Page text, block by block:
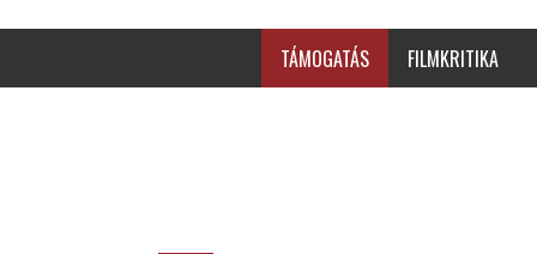
TÁMOGATÁS FILMKRITIKA